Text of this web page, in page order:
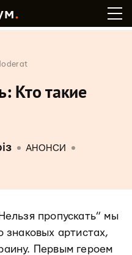
Кто такие
АНОНСИ
пропускать” мы
знаковых артистах,
Первым героем